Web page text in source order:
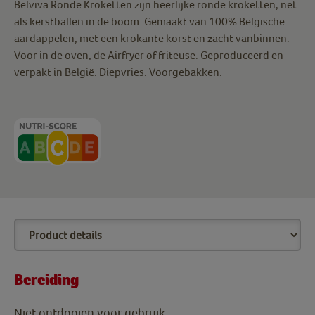
Belviva Ronde Kroketten zijn heerlijke ronde kroketten, net
als kerstballen in de boom. Gemaakt van 100% Belgische
aardappelen, met een krokante korst en zacht vanbinnen.
Voor in de oven, de Airfryer of friteuse. Geproduceerd en
verpakt in België. Diepvries. Voorgebakken.
Bereiding